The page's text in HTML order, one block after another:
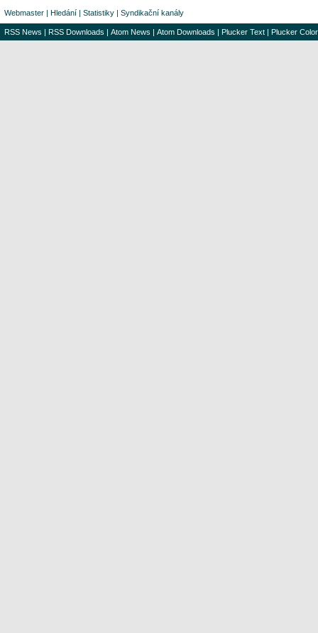
Webmaster | Hledání | Statistiky | Syndikační kanály
RSS News | RSS Downloads | Atom News | Atom Downloads | Plucker Text | Plucker Color